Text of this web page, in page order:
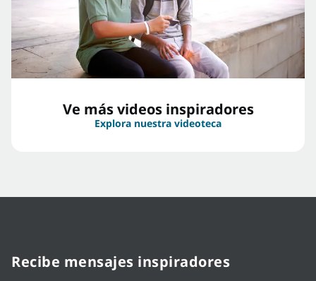
Ve más videos inspiradores
Explora nuestra videoteca
Recibe mensajes inspiradores